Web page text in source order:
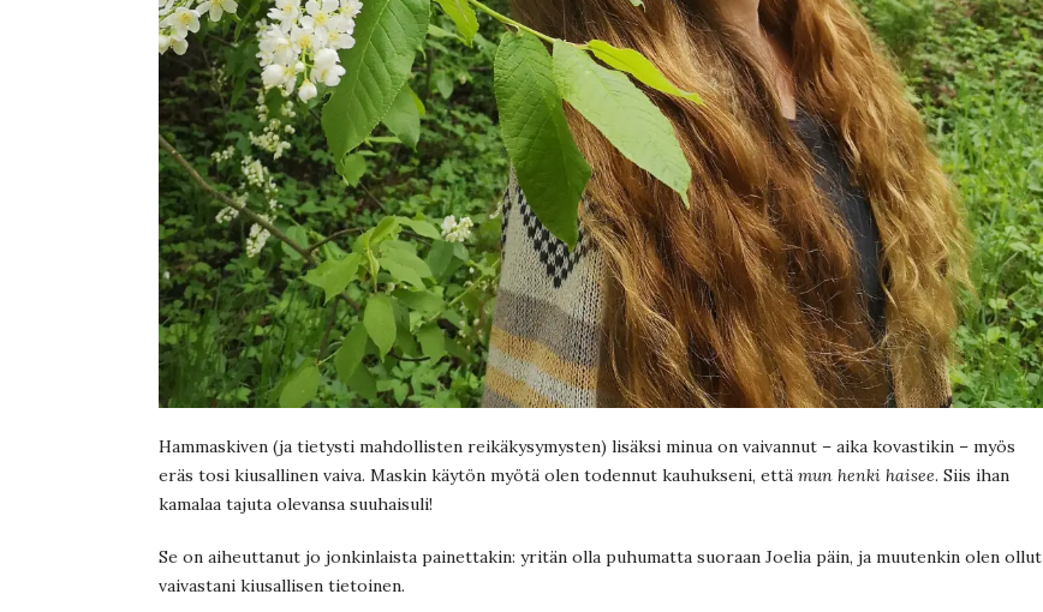
Hammaskiven (ja tietysti mahdollisten reikäkysymysten) lisäksi minua on vaivannut – aika kovastikin – myös
eräs tosi kiusallinen vaiva. Maskin käytön myötä olen todennut kauhukseni, että mun henki haisee. Siis ihan
kamalaa tajuta olevansa suuhaisuli!
Se on aiheuttanut jo jonkinlaista painettakin: yritän olla puhumatta suoraan Joelia päin, ja muutenkin olen ollut
vaivastani kiusallisen tietoinen.